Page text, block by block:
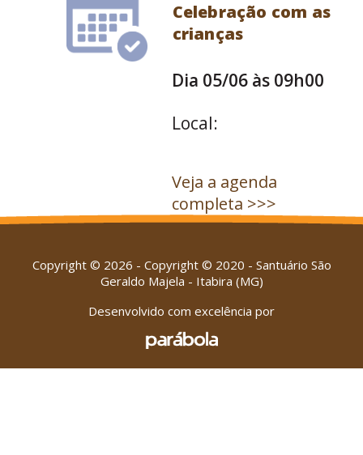
Celebração com as
crianças
Dia 05/06 às 09h00
Local:
Veja a agenda
completa >>>
Copyright © 2026 - Copyright © 2020 - Santuário São
Geraldo Majela - Itabira (MG)
Desenvolvido com excelência por